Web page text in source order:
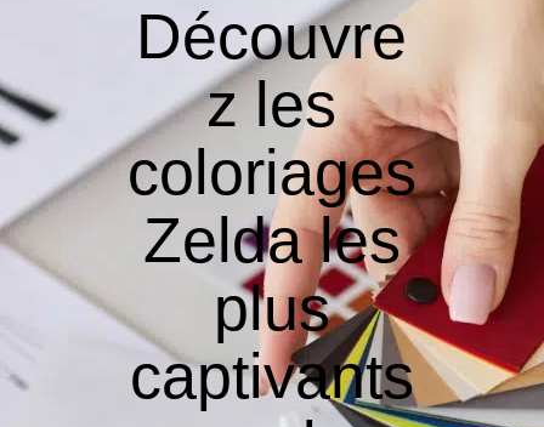
Découvre
z les
coloriages
Zelda les
plus
captivants